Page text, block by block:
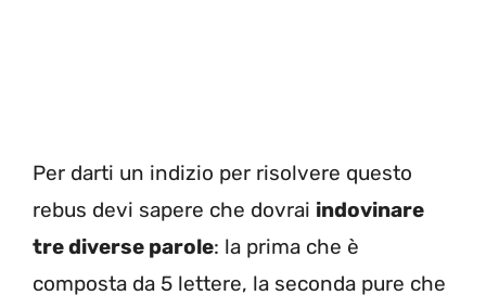
Per darti un indizio per risolvere questo
rebus devi sapere che dovrai indovinare
tre diverse parole: la prima che è
composta da 5 lettere, la seconda pure che